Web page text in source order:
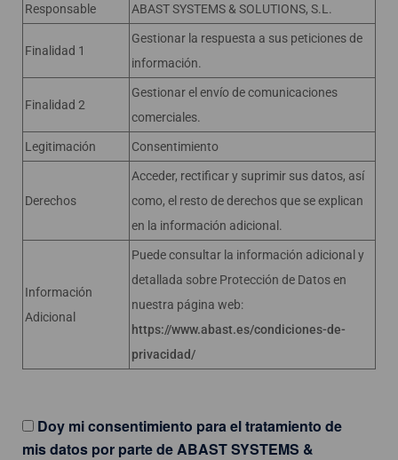
Responsable ABAST SYSTEMS & SOLUTIONS, S.L.
Finalidad 1
Gestionar la respuesta a sus peticiones de
información.
Finalidad 2
Gestionar el envío de comunicaciones
comerciales.
Legitimación Consentimiento
Derechos
Acceder, rectificar y suprimir sus datos, así
como, el resto de derechos que se explican
en la información adicional.
Información
Adicional
Puede consultar la información adicional y
detallada sobre Protección de Datos en
nuestra página web:
https://www.abast.es/condiciones-de-
privacidad/
Doy mi consentimiento para el tratamiento de
mis datos por parte de ABAST SYSTEMS &